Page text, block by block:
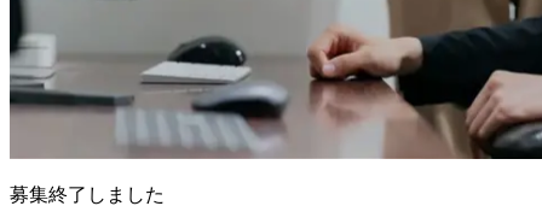
募集終了しました